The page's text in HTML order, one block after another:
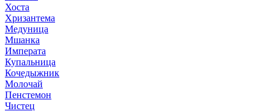
Хоста
Хризантема
Медуница
Мшанка
Императа
Купальница
Кочедыжник
Молочай
Пенстемон
Чистец